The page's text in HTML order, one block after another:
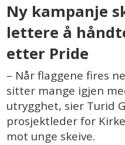
Ny kampanje
lettere å
etter Pride
– Når flaggene fires
sitter mange igjen
utrygghet, sier Turid
prosjektleder for
mot unge skeive.